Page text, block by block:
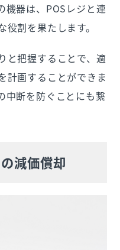
機器は、POSレジと連
割を果たします。
と把握することで、適
計画することができま
中断を防ぐことにも繋
減価償却